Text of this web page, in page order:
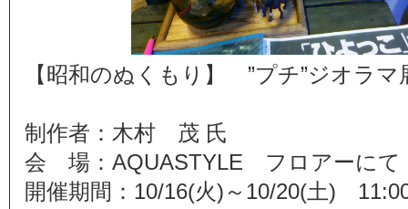
【昭和のぬくもり】 ”プチ”ジオラマ
制作者：木村 茂 氏
会 場：AQUASTYLE フロアーにて
開催期間：10/16(火)～10/20(土)